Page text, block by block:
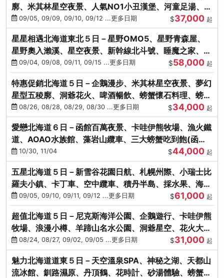
廓、米其林星空夜景、人氣NO1小丑漢堡、河童足湯、奇
幻燈遊步道、璀璨溪谷
09/05, 09/09, 09/10, 09/12 ...更多日期 $37,000 起
星星相遇北海道東北５日－星野OMO5、星野青森屋、
星野奧入瀨溪、星空夜景、新幹線北斗號、睡魔之家、十
和田湖(不進免稅店)
09/04, 09/08, 09/11, 09/15 ...更多日期 $58,000 起
特惠促銷北海道５日－企鵝漫步、米其林星空夜景、夢幻
星型五稜廓、洞爺花火、啤酒暢飲、螃蟹懷石料理、螃蟹
吃到飽
08/26, 08/28, 08/29, 08/30 ...更多日期 $34,000 起
愛戀北海道６日－函館百萬夜景、卡哇伊熊牧場、漁火鐵
道、AOAO水族館、藻岩山纜車、三大螃蟹吃到飽(函館/
千歲)
10/30, 11/04 $44,000 起
五星北海道５日－新雪谷花園日航、札幌州際、小瑞士比
羅夫小鎮、卡丁車、空中纜車、積丹半島、採水果、海鮮
和牛螃蟹放題
09/05, 09/10, 09/11, 09/12 ...更多日期 $61,000 起
超值北海道５日－尼克斯海洋公園、企鵝遊行、卡哇伊熊
牧場、浪漫小樽、羊蹄山名水公園、洞爺星空、花火大
會、螃蟹懷石料理
08/24, 08/27, 09/02, 09/05 ...更多日期 $31,000 起
魅力北海道道東５日－天空溫泉SPA、神秘之湖、天都山
流冰館、釧路濕原、丹頂鶴、花時計、砂湯體驗、螃蟹吃